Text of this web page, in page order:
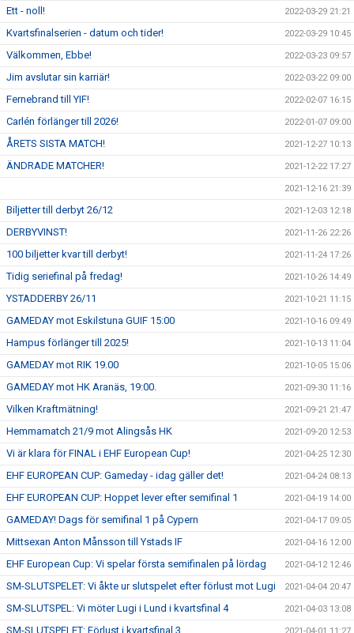
Ett - noll! 2022-03-29 21:21
Kvartsfinalserien - datum och tider! 2022-03-29 10:45
Välkommen, Ebbe! 2022-03-23 09:57
Jim avslutar sin karriär! 2022-03-22 09:00
Fernebrand till YIF! 2022-02-07 16:15
Carlén förlänger till 2026! 2022-01-07 09:00
ÅRETS SISTA MATCH! 2021-12-27 10:13
ÄNDRADE MATCHER! 2021-12-22 17:27
2021-12-16 21:39
Biljetter till derbyt 26/12 2021-12-03 12:18
DERBYVINST! 2021-11-26 22:26
100 biljetter kvar till derbyt! 2021-11-24 17:26
Tidig seriefinal på fredag! 2021-10-26 14:49
YSTADDERBY 26/11 2021-10-21 11:15
GAMEDAY mot Eskilstuna GUIF 15:00 2021-10-16 09:49
Hampus förlänger till 2025! 2021-10-13 11:04
GAMEDAY mot RIK 19.00 2021-10-05 15:06
GAMEDAY mot HK Aranäs, 19:00. 2021-09-30 11:16
Vilken Kraftmätning! 2021-09-21 21:47
Hemmamatch 21/9 mot Alingsås HK 2021-09-20 12:53
Vi är klara för FINAL i EHF European Cup! 2021-04-25 12:30
EHF EUROPEAN CUP: Gameday - idag gäller det! 2021-04-24 08:13
EHF EUROPEAN CUP: Hoppet lever efter semifinal 1 2021-04-19 14:00
GAMEDAY! Dags för semifinal 1 på Cypern 2021-04-17 09:05
Mittsexan Anton Månsson till Ystads IF 2021-04-16 12:00
EHF European Cup: Vi spelar första semifinalen på lördag 2021-04-12 12:46
SM-SLUTSPELET: Vi åkte ur slutspelet efter förlust mot Lugi 2021-04-04 20:47
SM-SLUTSPEL: Vi möter Lugi i Lund i kvartsfinal 4 2021-04-03 13:08
SM-SLUTSPELET: Förlust i kvartsfinal 3